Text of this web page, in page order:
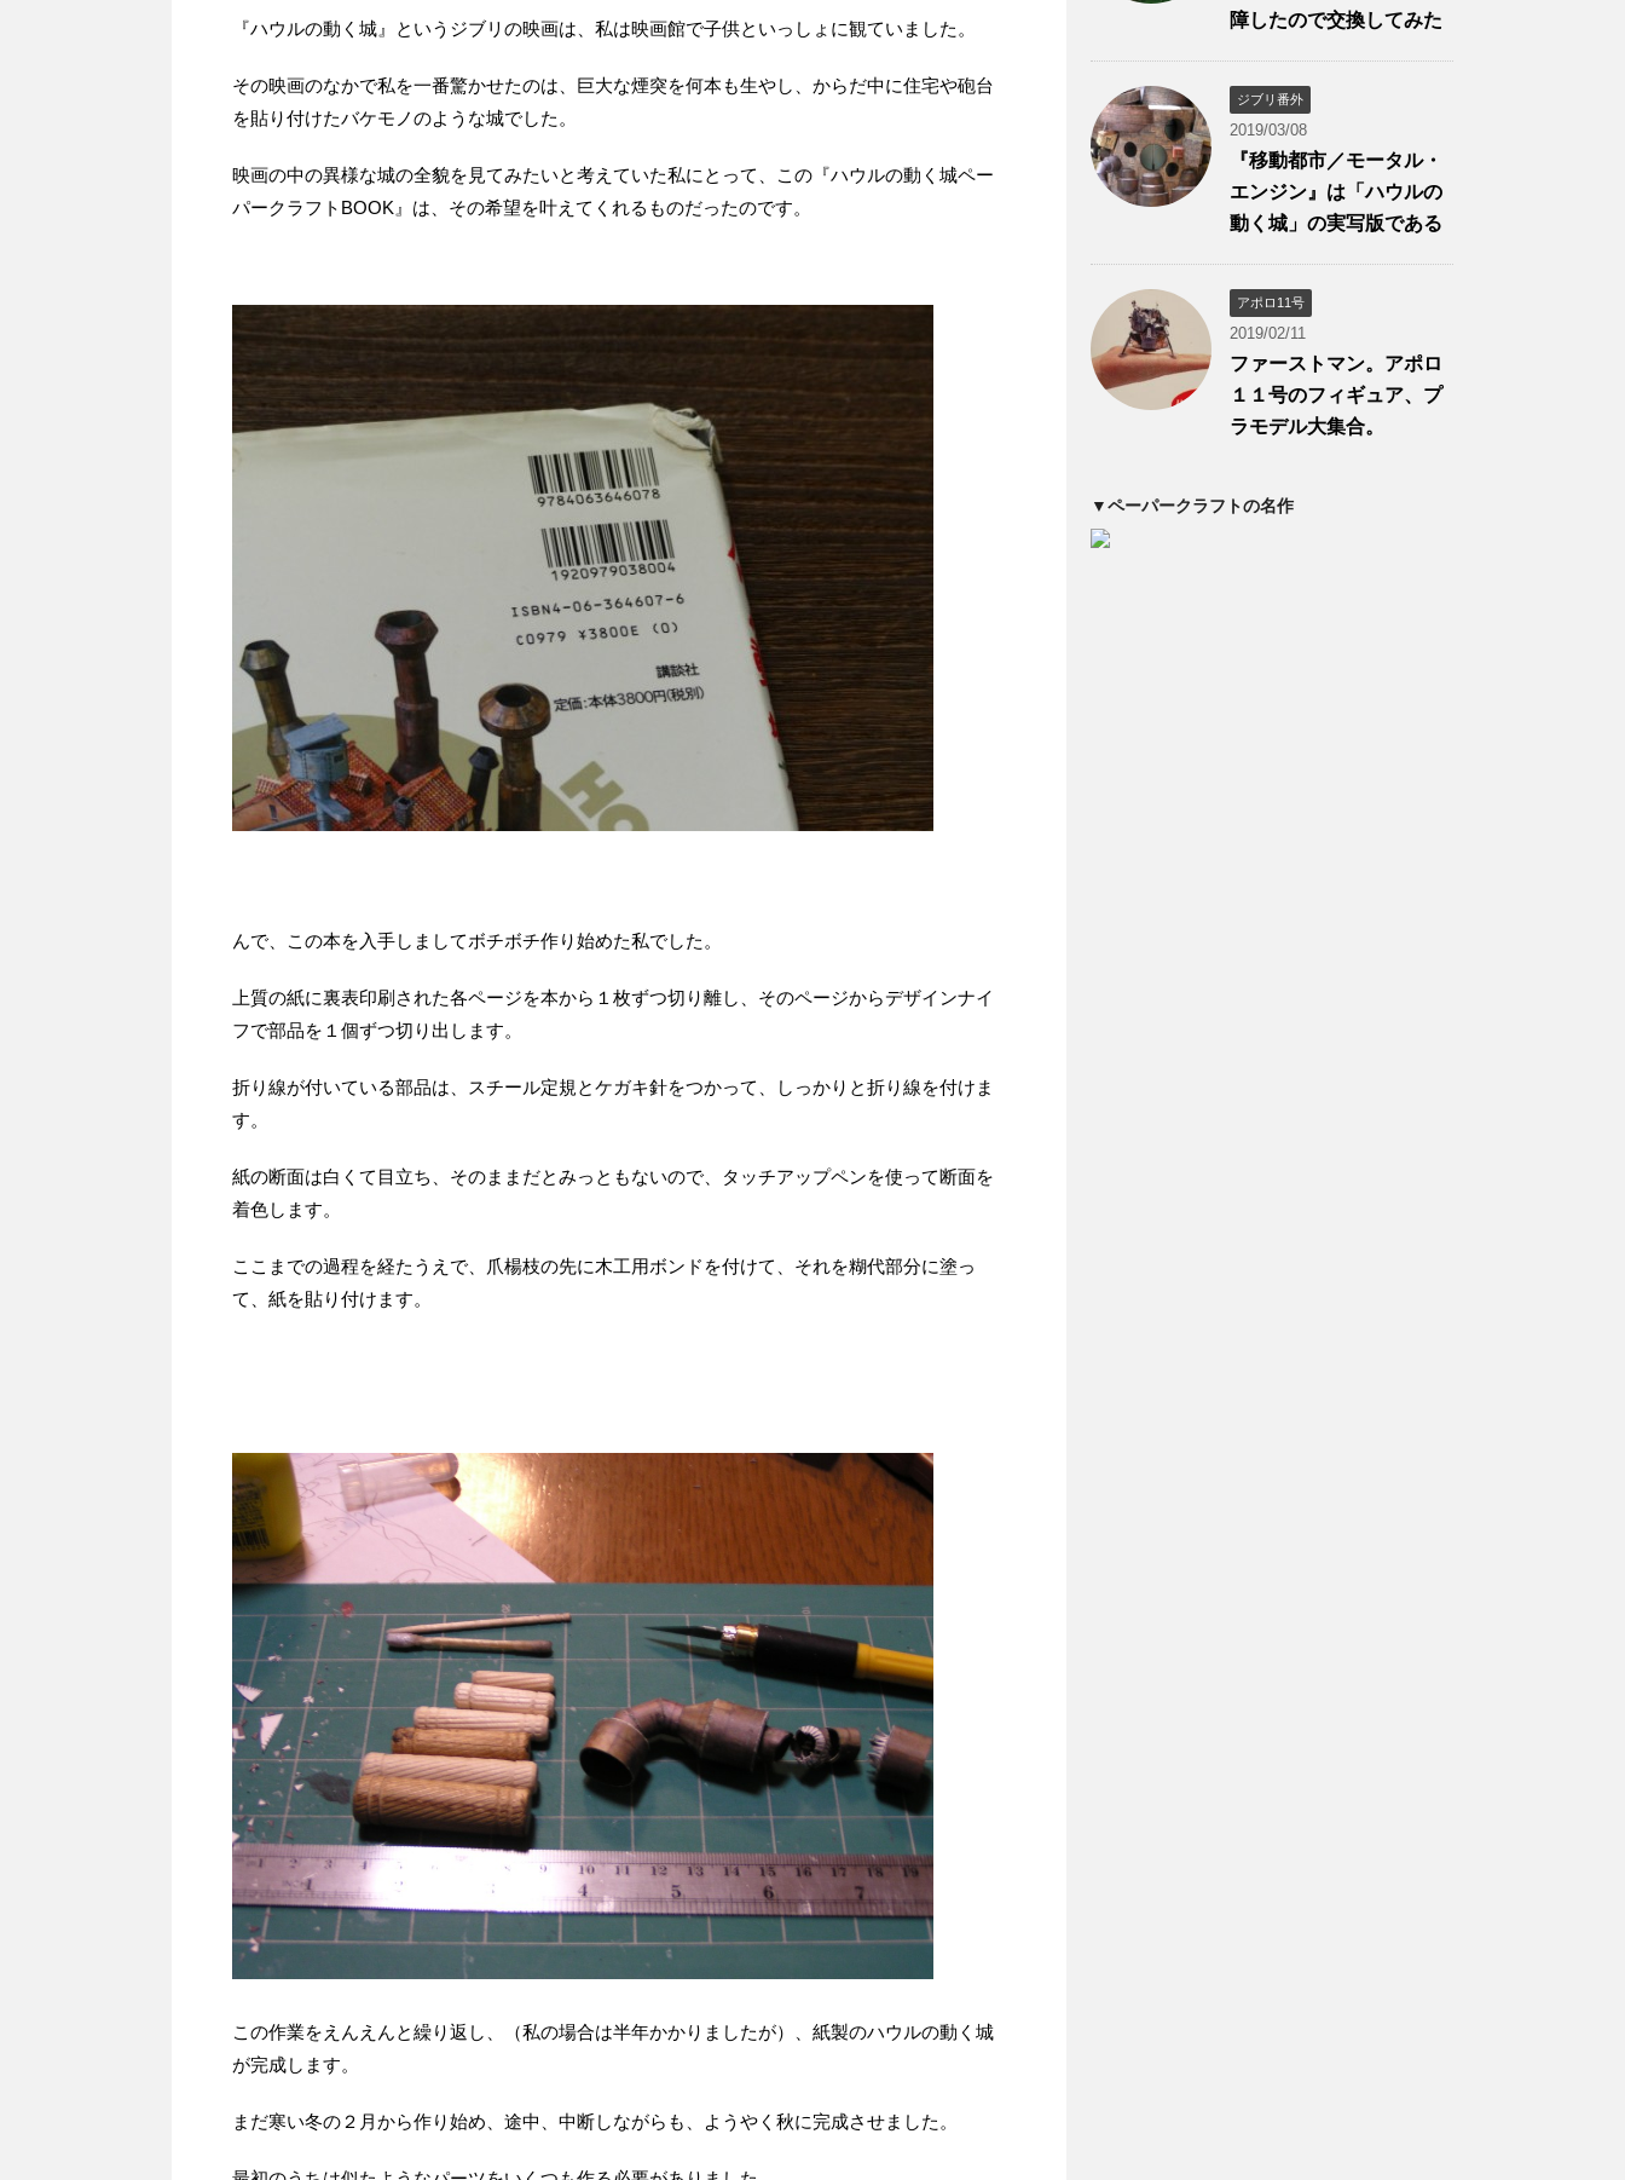
『ハウルの動く城』というジブリの映画は、私は映画館で子供といっしょに観ていました。
その映画のなかで私を一番驚かせたのは、巨大な煙突を何本も生やし、からだ中に住宅や砲台
を貼り付けたバケモノのような城でした。
映画の中の異様な城の全貌を見てみたいと考えていた私にとって、この『ハウルの動く城ペー
パークラフトBOOK』は、その希望を叶えてくれるものだったのです。
んで、この本を入手しましてボチボチ作り始めた私でした。
上質の紙に裏表印刷された各ページを本から１枚ずつ切り離し、そのページからデザインナイ
フで部品を１個ずつ切り出します。
折り線が付いている部品は、スチール定規とケガキ針をつかって、しっかりと折り線を付けま
す。
紙の断面は白くて目立ち、そのままだとみっともないので、タッチアップペンを使って断面を
着色します。
ここまでの過程を経たうえで、爪楊枝の先に木工用ボンドを付けて、それを糊代部分に塗っ
て、紙を貼り付けます。
この作業をえんえんと繰り返し、（私の場合は半年かかりましたが）、紙製のハウルの動く城
が完成します。
まだ寒い冬の２月から作り始め、途中、中断しながらも、ようやく秋に完成させました。
障したので交換してみた
ジブリ番外
2019/03/08
『移動都市／モータル・
エンジン』は「ハウルの
動く城」の実写版である
アポロ11号
2019/02/11
ファーストマン。アポロ
１１号のフィギュア、プ
ラモデル大集合。
▼ペーパークラフトの名作